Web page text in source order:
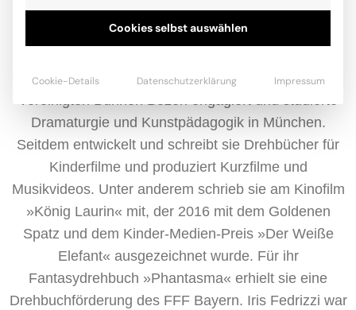
Iris Fedrizzi hat eine besondere Vorliebe für
dreier Kinder war für mehrere Produktionen an den
Vereinigten Bühnen Bozen engagiert und studierte
Dramaturgie und Kunstpädagogik in München.
Seitdem entwickelt und schreibt sie Drehbücher für
Kinderfilme und produziert Kurzfilme und
Musikvideos. Unter anderem schrieb sie am Kinofilm
»König Laurin« mit, der 2016 mit dem Goldenen
Spatz und dem Kinder-Medien-Preis »Der Weiße
Elefant« ausgezeichnet wurde. Für ihr
Fantasydrehbuch »Phantasma« erhielt sie eine
Drehbuchförderung des FFF Bayern. Iris Fedrizzi war
Cookies selbst auswählen
Cookie-Details Datenschutzerklärung Impressum